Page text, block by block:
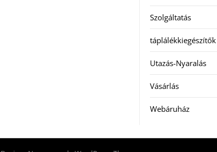
Szolgáltatás
táplálékkiegészítők
Utazás-Nyaralás
Vásárlás
Webáruház